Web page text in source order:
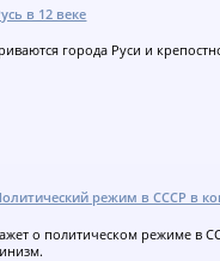
в 12 веке
города Руси и
режим в СССР в
о политическом режиме в